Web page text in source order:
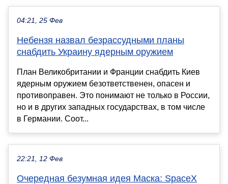
04:21, 25 Фев
Небензя назвал безрассудными планы
снабдить Украину ядерным оружием
План Великобритании и Франции снабдить Киев
ядерным оружием безответственен, опасен и
противоправен. Это понимают не только в России,
но и в других западных государствах, в том числе
в Германии. Соот...
22:21, 12 Фев
Очередная безумная идея Маска: SpaceX